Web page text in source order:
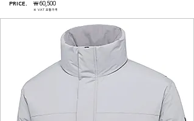
PRICE.
※ VAT 포함가격
￦ 60,500